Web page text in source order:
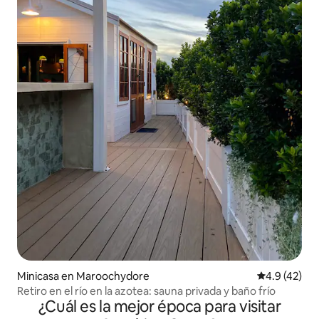
Minicasa en Maroochydore Calificación
4.9 (42)
Retiro en el río en la azotea: sauna privada y baño frío
¿Cuál es la mejor época para visitar